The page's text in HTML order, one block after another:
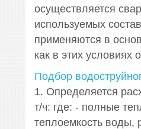
осуществляется
используемых
применяются в
как в этих условиях
Подбор
1. Определяется
т/ч: где: - полные
теплоемкость воды,